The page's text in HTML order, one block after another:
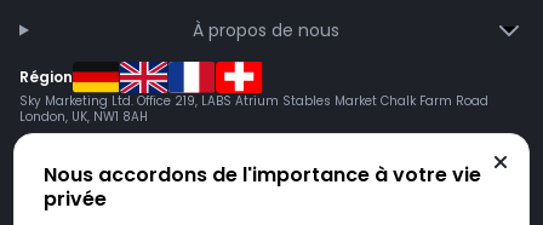
À propos de nous
Région
Sky Marketing Ltd. Office 219, LABS Atrium Stables Market Chalk Farm Road
London, UK, NW1 8AH
Nous accordons de l'importance à votre vie
privée